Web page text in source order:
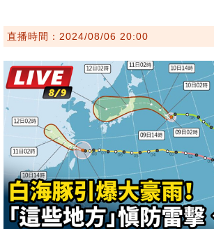
直播時間：2024/08/06 20:00